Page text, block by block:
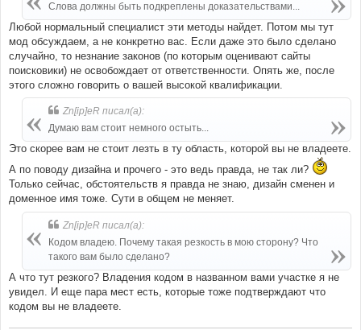
и
е
Слова должны быть подкреплены доказательствами...
Любой нормальный специалист эти методы найдет. Потом мы тут
мод обсуждаем, а не конкретно вас. Если даже это было сделано
случайно, то незнание законов (по которым оценивают сайты
поисковики) не освобождает от ответственности. Опять же, после
этого сложно говорить о вашей высокой квалификации.
Zn[ip]eR писал(а):
Думаю вам стоит немного остыть...
Это скорее вам не стоит лезть в ту область, которой вы не владеете.
А по поводу дизайна и прочего - это ведь правда, не так ли?
Только сейчас, обстоятельств я правда не знаю, дизайн сменен и
доменное имя тоже. Сути в общем не меняет.
Zn[ip]eR писал(а):
Кодом владею. Почему такая резкость в мою сторону? Что
такого вам было сделано?
А что тут резкого? Владения кодом в названном вами участке я не
увидел. И еще пара мест есть, которые тоже подтверждают что
кодом вы не владеете.